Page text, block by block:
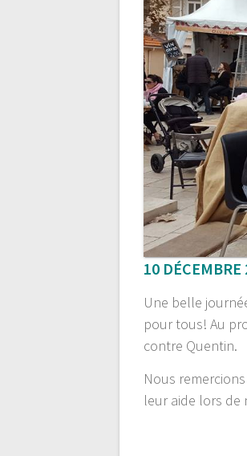
10 DÉCEMBRE
Une belle
pour tous! Au
contre Quentin.
Nous
leur aide lors de